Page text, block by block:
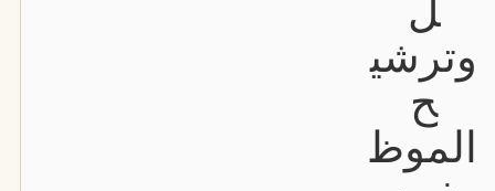
ل
وترشي
ح
الموظ